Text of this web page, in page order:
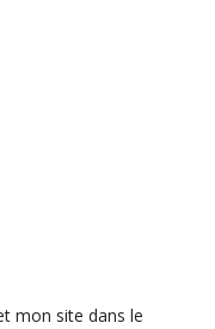
mon site dans le